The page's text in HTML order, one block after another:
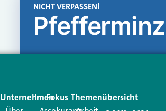
NICHT VERPASSEN!
Unternehmen
Im Fokus Themenübersicht